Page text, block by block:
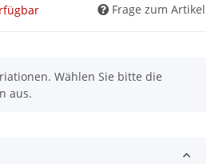
Frage zum Artikel
Wählen Sie bitte die
aus.